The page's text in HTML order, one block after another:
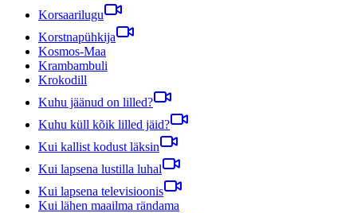
Korsaarilugu
Korstnapühkija
Kosmos-Maa
Krambambuli
Krokodill
Kuhu jäänud on lilled?
Kuhu küll kõik lilled jäid?
Kui kallist kodust läksin
Kui lapsena lustilla luhal
Kui lapsena televisioonis
Kui lähen maailma rändama